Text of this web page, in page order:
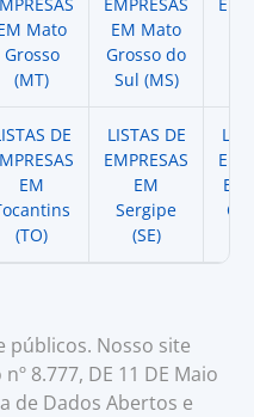
Mato
Grosso
(MT)
EM Mato
Grosso do
Sul (MS)
DE
EM
(TO)
LISTAS DE
EMPRESAS
EM
Sergipe
(SE)
EM
públicos. Nosso site
8.777, DE 11 DE Maio
de Dados Abertos e